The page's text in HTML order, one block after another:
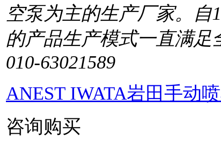
空泵为主的生产厂家。自
的产品生产模式一直满足
010-63021589
ANEST IWATA岩田手动
咨询购买